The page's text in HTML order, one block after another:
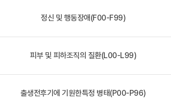
정신 및 행동장애(F00-F99)
피부 및 피하조직의 질환(L00-L99)
출생전후기에 기원한특정 병태(P00-P96)